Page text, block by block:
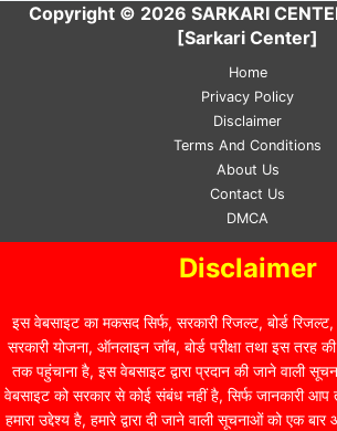
Copyright © 2026 SARKARI
[Sarkari Center]
Home
Privacy Policy
Disclaimer
Terms And Conditions
About Us
Contact Us
DMCA
Disclaimer
इस वेबसाइट का मकसद सिर्फ, सरकारी रिजल्ट, बोर्ड
सरकारी योजना, ऑनलाइन जॉब, बोर्ड परीक्षा तथा इस तरह
तक पहुंचाना है, इस वेबसाइट द्वारा प्रदान की जाने वाली
वेबसाइट को सरकार से कोई संबंध नहीं है, सिर्फ जानकारी
हमारा उद्देश्य है, हमारे द्वारा दी जाने वाली सूचनाओं को एक